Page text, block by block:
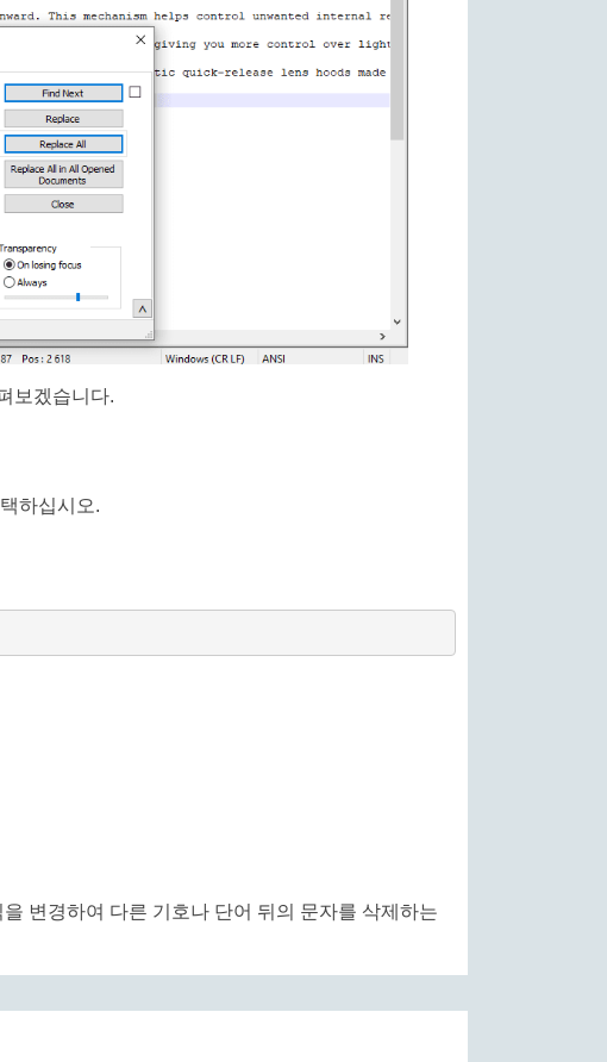
보겠습니다.
하십시오.
변경하여 다른 기호나 단어 뒤의 문자를 삭제하는